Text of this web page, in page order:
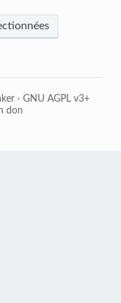
· GNU AGPL v3+
don